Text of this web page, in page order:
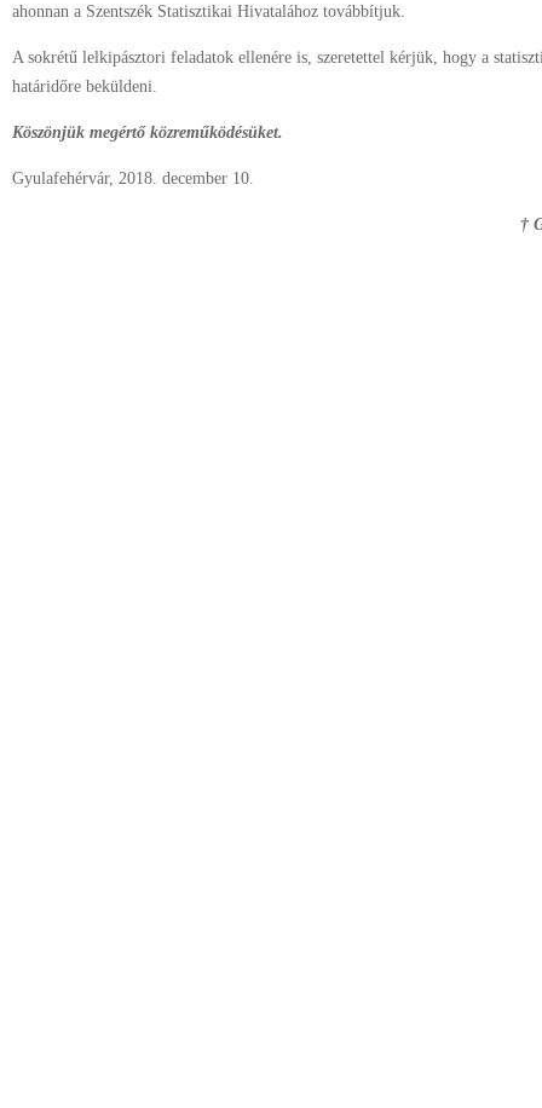
ahonnan a Szentszék Statisztikai Hivatalához továbbítjuk.
A sokrétű lelkipásztori feladatok ellenére is, szeretettel kérjük, hogy a
határidőre beküldeni.
Köszönjük megértő közreműködésüket.
Gyulafehérvár, 2018. december 10.
†